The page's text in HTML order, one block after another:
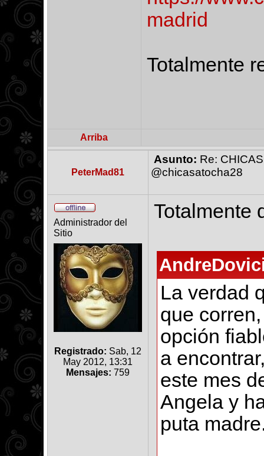
madrid
Totalmente
Arriba
PeterMad81
Asunto: Re:
@chicasatocha28
Administrador del
Sitio
Registrado: Sab, 12
May 2012, 13:31
Mensajes: 759
Totalmente
La verdad
que
opción
a
este mes
Angela y
puta